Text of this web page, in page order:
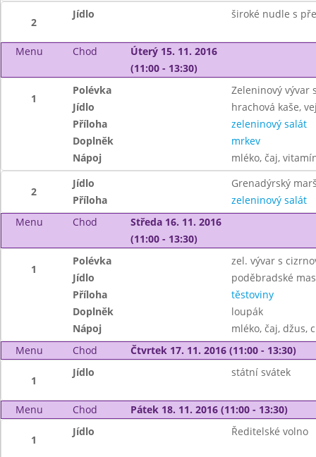
2
Jídlo široké nudle s
Menu Chod
Úterý 15. 11. 2016
(11:00 - 13:30)
1
Polévka
Zeleninový vývar
Jídlo
hrachová kaše,
Příloha
zeleninový salát
Doplněk
mrkev
Nápoj
mléko, čaj,
2
Jídlo
Grenadýrský
Příloha
zeleninový salát
Menu
Chod
Středa 16. 11. 2016
(11:00 - 13:30)
1
Polévka
zel. vývar s
Jídlo
poděbradské
Příloha
těstoviny
Doplněk
loupák
Nápoj
mléko, čaj, džus,
Menu
Chod Čtvrtek 17. 11. 2016 (11:00 - 13:30)
1
Jídlo státní svátek
Menu Chod Pátek 18. 11. 2016 (11:00 - 13:30)
1
Jídlo Ředitelské volno